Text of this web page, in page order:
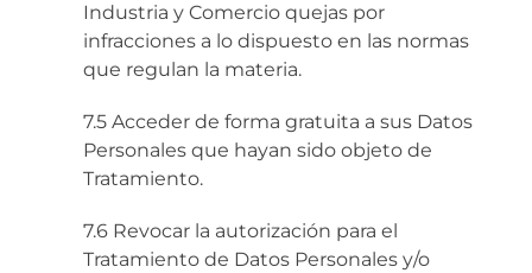
Industria y Comercio quejas por
infracciones a lo dispuesto en las normas
que regulan la materia.
7.5 Acceder de forma gratuita a sus Datos
Personales que hayan sido objeto de
Tratamiento.
7.6 Revocar la autorización para el
Tratamiento de Datos Personales y/o